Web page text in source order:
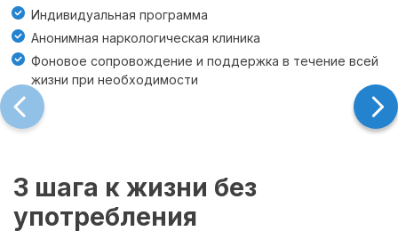
Индивидуальная программа
Анонимная наркологическая клиника
Фоновое сопровождение и поддержка в течение всей
жизни при необходимости
3 шага к жизни без
употребления